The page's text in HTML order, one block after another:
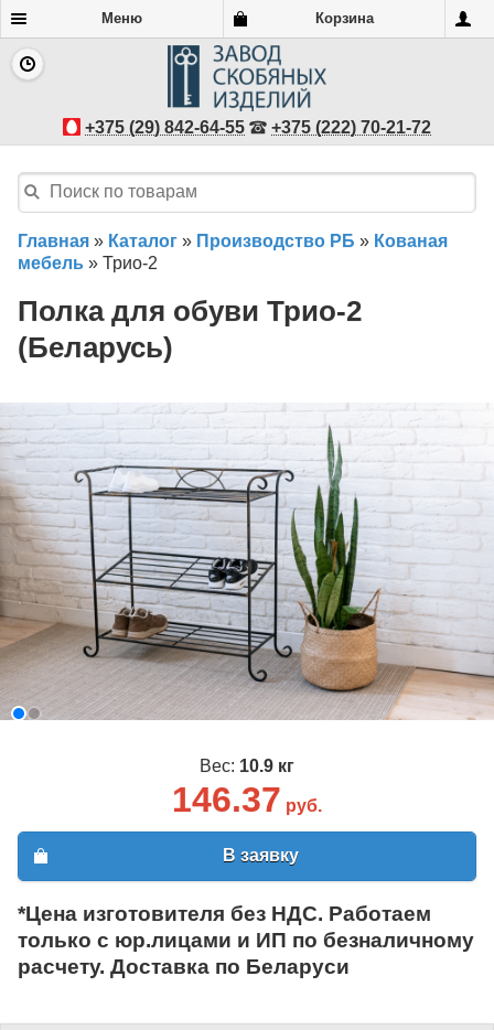
Меню Корзина
+375 (29) 842-64-55 +375 (222) 70-21-72
Главная » Каталог » Производство РБ » Кованая
мебель » Трио-2
Полка для обуви Трио-2
(Беларусь)
Вес: 10.9 кг
146.37 руб.
В заявку
*Цена изготовителя без НДС. Работаем
только с юр.лицами и ИП по безналичному
расчету. Доставка по Беларуси